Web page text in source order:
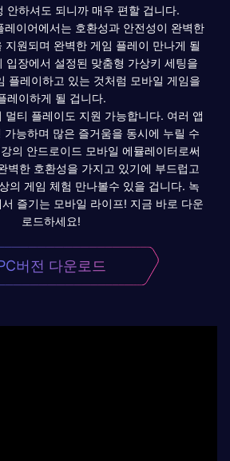
안하셔도 되니까 매우 편할 겁니다.
레이어에서는 호환성과 안전성이 완벽한
지원되며 완벽한 게임 플레이 만나게 될
입장에서 설정된 맞춤형 가상키 세팅을
플레이하고 있는 것처럼 모바일 게임을
레이하게 될 겁니다.
멀티 플레이도 지원 가능합니다. 여러 앱
능하며 많은 즐거움을 동시에 누릴 수
의 안드로이드 모바일 에뮬레이터로써
벽한 호환성을 가지고 있기에 부드럽고
의 게임 체험 만나볼수 있을 겁니다. 녹
즐기는 모바일 라이프! 지금 바로 다운
로드하세요!
버전 다운로드